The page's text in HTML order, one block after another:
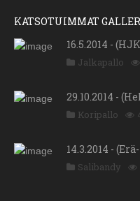
KATSOTUIMMAT
16.5.2014 -
Jalkapallo
29.10.2014 -
Koripallo
14.3.2014 -
Salibandy